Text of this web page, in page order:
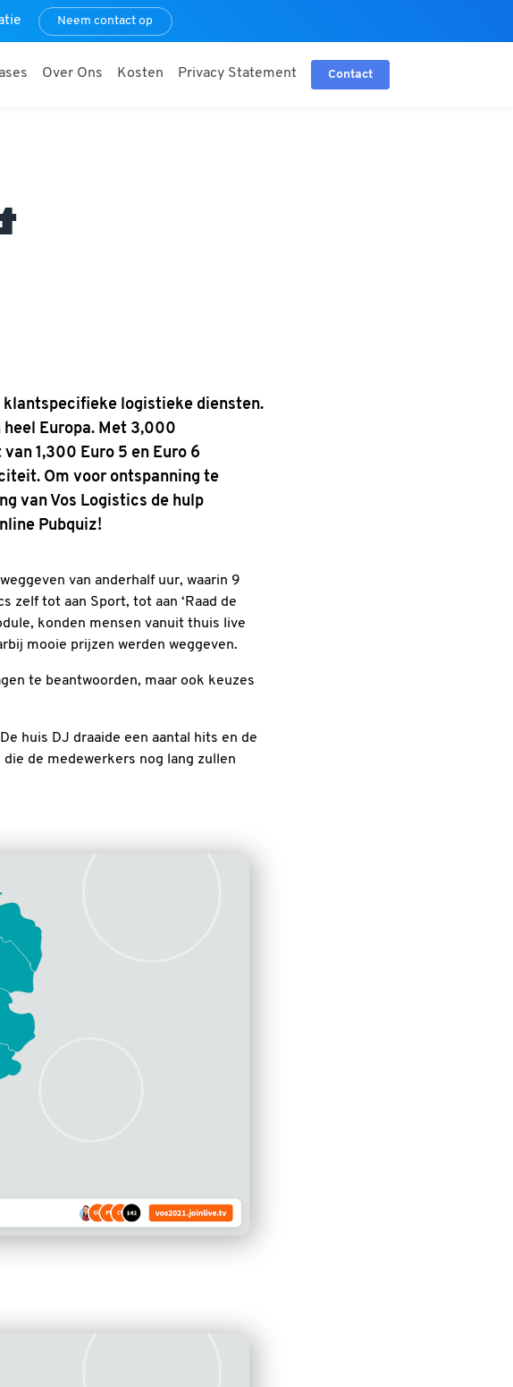
Neem contact op
Over Ons Kosten Privacy Statement Contact
klantspecifieke logistieke diensten.
Europa. Met 3,000
1,300 Euro 5 en Euro 6
Om voor ontspanning te
van Vos Logistics de hulp
Pubquiz!
van anderhalf uur, waarin 9
zelf tot aan Sport, tot aan ‘Raad de
konden mensen vanuit thuis live
mooie prijzen werden weggeven.
te beantwoorden, maar ook keuzes
huis DJ draaide een aantal hits en de
de medewerkers nog lang zullen